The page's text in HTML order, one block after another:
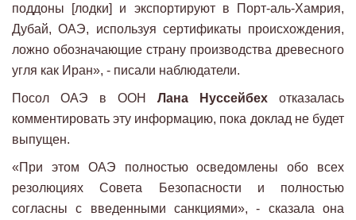
поддоны [лодки] и экспортируют в Порт-аль-Хамрия,
Дубай, ОАЭ, используя сертификаты происхождения,
ложно обозначающие страну производства древесного
угля как Иран», - писали наблюдатели.
Посол ОАЭ в ООН Лана Нуссейбех отказалась
комментировать эту информацию, пока доклад не будет
выпущен.
«При этом ОАЭ полностью осведомлены обо всех
резолюциях Совета Безопасности и полностью
согласны с введенными санкциями», - сказала она